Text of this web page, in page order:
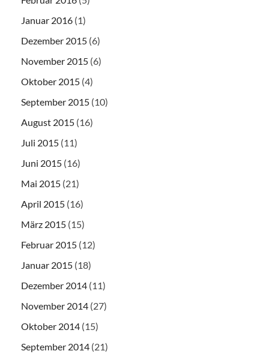
Januar 2016 (1)
Dezember 2015 (6)
November 2015 (6)
Oktober 2015 (4)
September 2015 (10)
August 2015 (16)
Juli 2015 (11)
Juni 2015 (16)
Mai 2015 (21)
April 2015 (16)
März 2015 (15)
Februar 2015 (12)
Januar 2015 (18)
Dezember 2014 (11)
November 2014 (27)
Oktober 2014 (15)
September 2014 (21)